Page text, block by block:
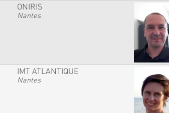
ONIRIS
Nantes
IMT ATLANTIQUE
Nantes